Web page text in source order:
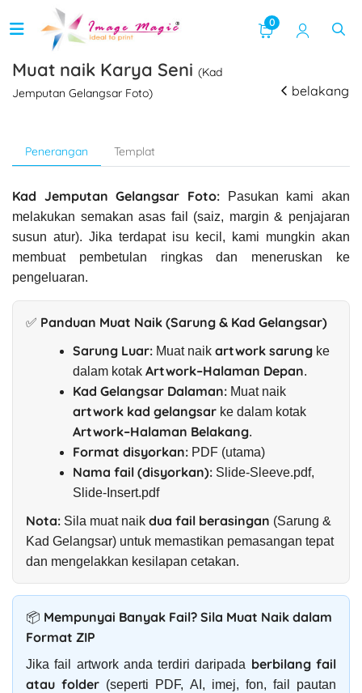
0
Muat naik Karya Seni (Kad
Jemputan Gelangsar Foto)
belakang
Penerangan Templat
Kad Jemputan Gelangsar Foto: Pasukan kami akan
melakukan semakan asas fail (saiz, margin & penjajaran
susun atur). Jika terdapat isu kecil, kami mungkin akan
membuat pembetulan ringkas dan meneruskan ke
pengeluaran.
✅ Panduan Muat Naik (Sarung & Kad Gelangsar)
Sarung Luar: Muat naik artwork sarung ke
dalam kotak Artwork–Halaman Depan.
Kad Gelangsar Dalaman: Muat naik
artwork kad gelangsar ke dalam kotak
Artwork–Halaman Belakang.
Format disyorkan: PDF (utama)
Nama fail (disyorkan): Slide-Sleeve.pdf,
Slide-Insert.pdf
Nota: Sila muat naik dua fail berasingan (Sarung &
Kad Gelangsar) untuk memastikan pemasangan tepat
dan mengelakkan kesilapan cetakan.
📦 Mempunyai Banyak Fail? Sila Muat Naik dalam
Format ZIP
Jika fail artwork anda terdiri daripada berbilang fail
atau folder (seperti PDF, AI, imej, fon, fail pautan